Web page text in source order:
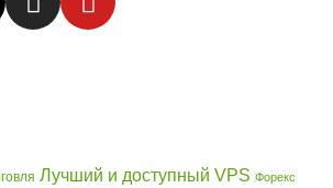
Лучший и доступный VPS Форекс